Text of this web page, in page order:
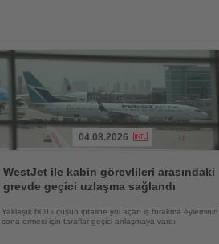
Oku
04.08.2026
WestJet ile kabin görevlileri arasındaki
grevde geçici uzlaşma sağlandı
Yaklaşık 600 uçuşun iptaline yol açan iş bırakma eyleminin
sona ermesi için taraflar geçici anlaşmaya vardı